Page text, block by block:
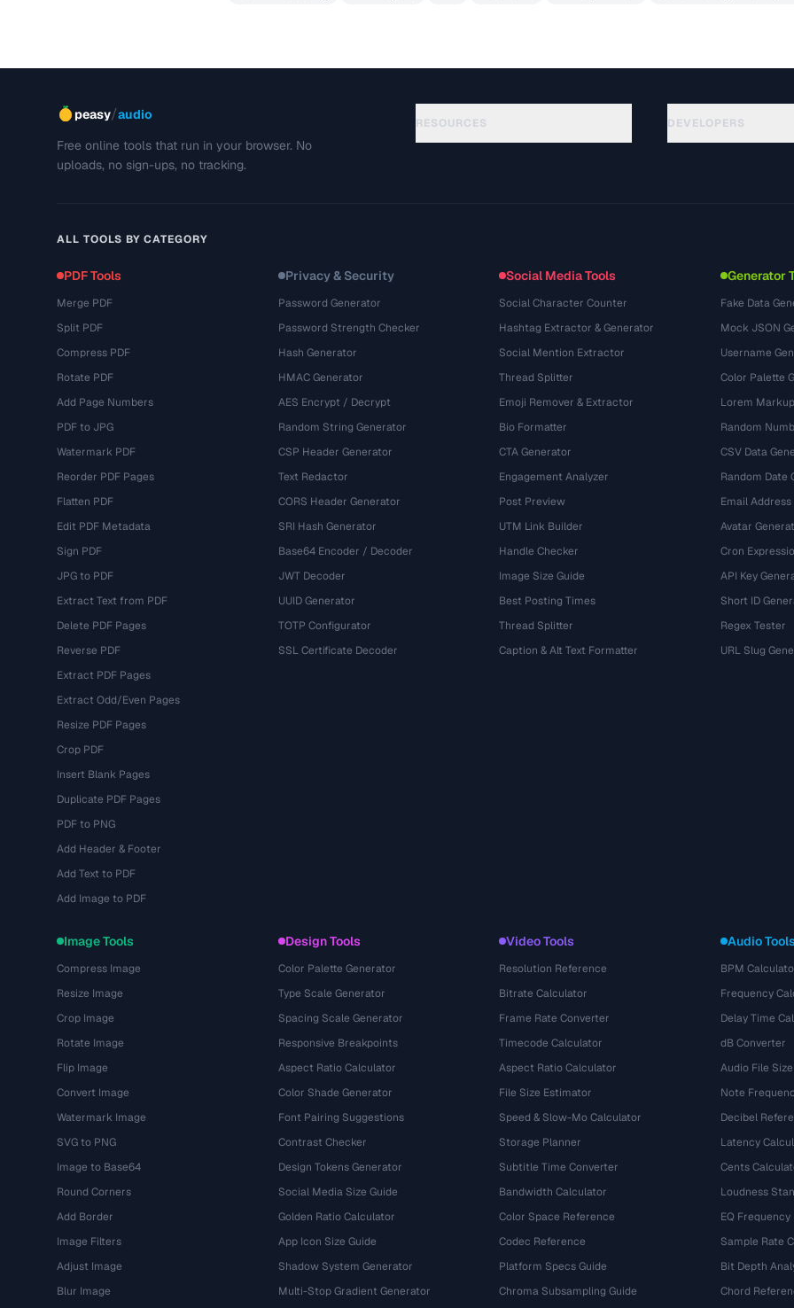
peasy/audio
Free online tools that run in your browser. No
uploads, no sign-ups, no tracking.
RESOURCES DEVELOPERS
ALL TOOLS BY CATEGORY
PDF Tools
Merge PDF
Split PDF
Compress PDF
Rotate PDF
Add Page Numbers
PDF to JPG
Watermark PDF
Reorder PDF Pages
Flatten PDF
Edit PDF Metadata
Sign PDF
JPG to PDF
Extract Text from PDF
Delete PDF Pages
Reverse PDF
Extract PDF Pages
Extract Odd/Even Pages
Resize PDF Pages
Crop PDF
Insert Blank Pages
Duplicate PDF Pages
PDF to PNG
Add Header & Footer
Add Text to PDF
Add Image to PDF
Privacy & Security
Password Generator
Password Strength Checker
Hash Generator
HMAC Generator
AES Encrypt / Decrypt
Random String Generator
CSP Header Generator
Text Redactor
CORS Header Generator
SRI Hash Generator
Base64 Encoder / Decoder
JWT Decoder
UUID Generator
TOTP Configurator
SSL Certificate Decoder
Social Media Tools
Social Character Counter
Hashtag Extractor & Generator
Social Mention Extractor
Thread Splitter
Emoji Remover & Extractor
Bio Formatter
CTA Generator
Engagement Analyzer
Post Preview
UTM Link Builder
Handle Checker
Image Size Guide
Best Posting Times
Thread Splitter
Caption & Alt Text Formatter
Generator
Fake Data
Mock JSON
Username
Color Palette
Lorem
Random
CSV Data
Random Date
Email
Avatar
Cron
API Key
Short ID
Regex Tester
URL Slug
Image Tools
Compress Image
Resize Image
Crop Image
Rotate Image
Flip Image
Convert Image
Watermark Image
SVG to PNG
Image to Base64
Round Corners
Add Border
Image Filters
Adjust Image
Blur Image
Design Tools
Color Palette Generator
Type Scale Generator
Spacing Scale Generator
Responsive Breakpoints
Aspect Ratio Calculator
Color Shade Generator
Font Pairing Suggestions
Contrast Checker
Design Tokens Generator
Social Media Size Guide
Golden Ratio Calculator
App Icon Size Guide
Shadow System Generator
Multi-Stop Gradient Generator
Video Tools
Resolution Reference
Bitrate Calculator
Frame Rate Converter
Timecode Calculator
Aspect Ratio Calculator
File Size Estimator
Speed & Slow-Mo Calculator
Storage Planner
Subtitle Time Converter
Bandwidth Calculator
Color Space Reference
Codec Reference
Platform Specs Guide
Chroma Subsampling Guide
Audio
BPM
Frequency
Delay Time
dB Converter
Audio File
Note
Decibel
Latency
Cents
Loudness
EQ
Sample Rate
Bit Depth
Chord